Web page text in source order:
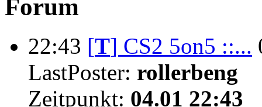
Forum
22:43 [T] CS2 5on5 ::...
LastPoster: rollerbeng
Zeitpunkt: 04.01 22:43